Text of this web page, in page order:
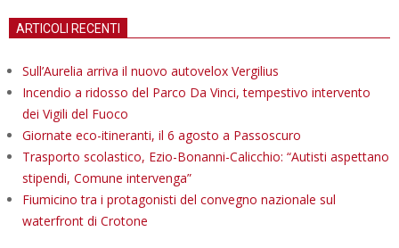
ARTICOLI RECENTI
Sull’Aurelia arriva il nuovo autovelox Vergilius
Incendio a ridosso del Parco Da Vinci, tempestivo intervento
dei Vigili del Fuoco
Giornate eco-itineranti, il 6 agosto a Passoscuro
Trasporto scolastico, Ezio-Bonanni-Calicchio: “Autisti aspettano
stipendi, Comune intervenga”
Fiumicino tra i protagonisti del convegno nazionale sul
waterfront di Crotone